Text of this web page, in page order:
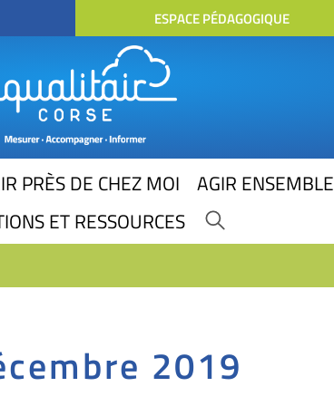
ESPACE PÉDAGOGIQUE
PRÈS DE CHEZ MOI AGIR ENSEMBLE
ET RESSOURCES
2019